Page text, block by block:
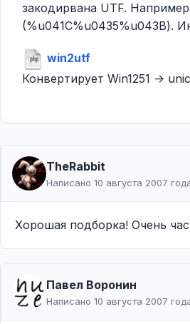
закодирвана UTF.
(%u041C%u0435%u043B).
win2utf
Конвертирует Win1251 ->
TheRabbit
Написано 10 августа 2007
Хорошая подборка! Очень
Павел Воронин
Написано 10 августа 2007